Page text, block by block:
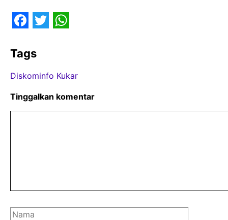
a
c
e
b
o
w
i
t
t
e
a
t
s
A
Tags
Diskominfo Kukar
Tinggalkan komentar
Nama